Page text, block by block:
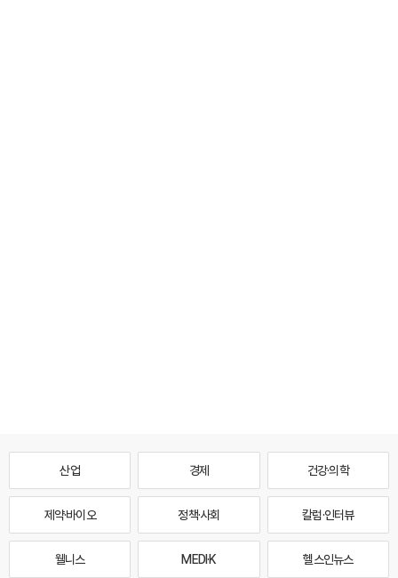
산업 경제 건강·의학
제약·바이오 정책·사회 칼럼·인터뷰
웰니스 MEDI·K 헬스인뉴스